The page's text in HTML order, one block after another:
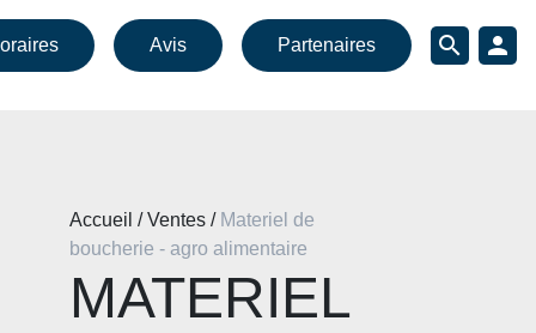
Avis Partenaires search person
Accueil / Ventes / Materiel de
boucherie - agro alimentaire
MATERIEL